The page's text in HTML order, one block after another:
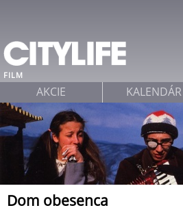
FILM
Dom obesenca
AKCIE KALENDÁR